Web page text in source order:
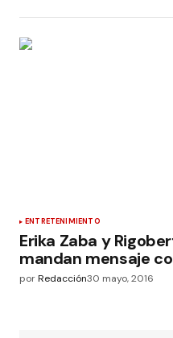
ENTRETENIMIENTO
Erika Zaba y
mandan mensaje
porRedacción30 mayo, 2016